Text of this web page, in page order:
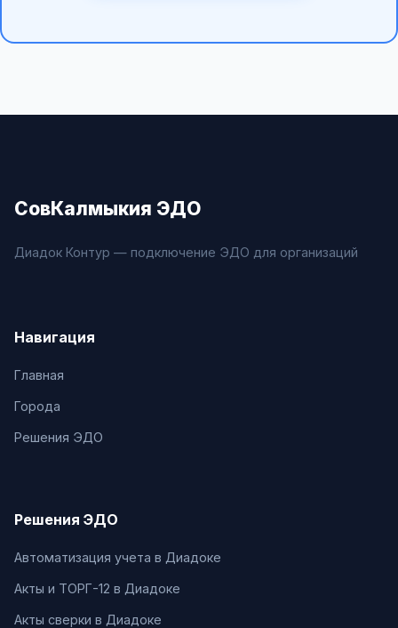
СовКалмыкия ЭДО
Диадок Контур — подключение ЭДО для организаций
Навигация
Главная
Города
Решения ЭДО
Решения ЭДО
Автоматизация учета в Диадоке
Акты и ТОРГ-12 в Диадоке
Акты сверки в Диадоке